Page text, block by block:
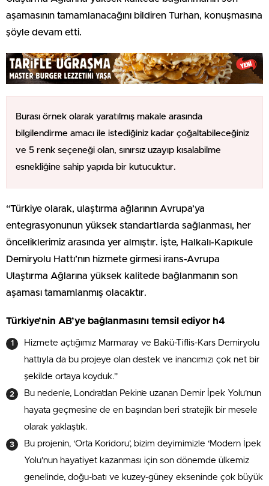
aşamasının tamamlanacağını bildiren Turhan, konuşmasına
şöyle devam etti.
Burası örnek olarak yaratılmış makale arasında
bilgilendirme amacı ile istediğiniz kadar çoğaltabileceğiniz
ve 5 renk seçeneği olan, sınırsız uzayıp kısalabilme
esnekliğine sahip yapıda bir kutucuktur.
“Türkiye olarak, ulaştırma ağlarının Avrupa’ya
entegrasyonunun yüksek standartlarda sağlanması, her
önceliklerimiz arasında yer almıştır. İşte, Halkalı-Kapıkule
Demiryolu Hattı’nın hizmete girmesi irans-Avrupa
Ulaştırma Ağlarına yüksek kalitede bağlanmanın son
aşaması tamamlanmış olacaktır.
Türkiye’nin AB’ye bağlanmasını temsil ediyor h4
Hizmete açtığımız Marmaray ve Bakü-Tiflis-Kars Demiryolu
hattıyla da bu projeye olan destek ve inancımızı çok net bir
şekilde ortaya koyduk.”
Bu nedenle, Londra’dan Pekin’e uzanan Demir İpek Yolu’nun
hayata geçmesine de en başından beri stratejik bir mesele
olarak yaklaştık.
Bu projenin, ‘Orta Koridoru’, bizim deyimimizle ‘Modern İpek
Yolu’nun hayatiyet kazanması için son dönemde ülkemiz
genelinde, doğu-batı ve kuzey-güney ekseninde çok büyük